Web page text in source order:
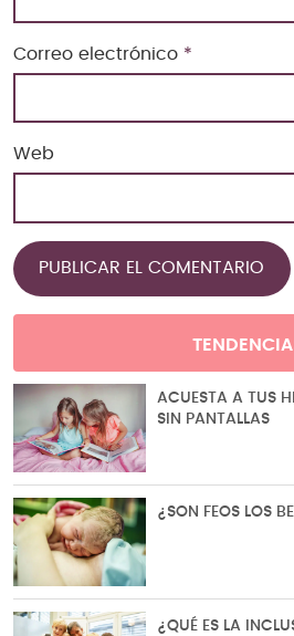
Correo electrónico *
Web
ACUESTA A TUS
SIN PANTALLAS
¿SON FEOS LOS
¿QUÉ ES LA